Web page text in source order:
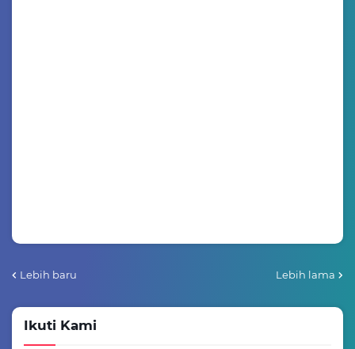
Lebih baru Lebih lama
Ikuti Kami